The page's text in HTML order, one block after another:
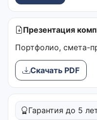
Презентация
Портфолио, смета-
Скачать PDF
Гарантия до 5